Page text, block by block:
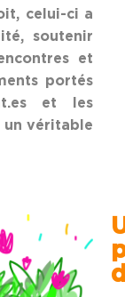
celui-ci a
soutenir
et
portés
et les
un véritable